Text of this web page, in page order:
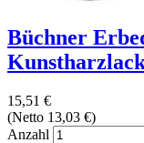
Büchner
15,51 €
(Netto 13,03 €)
Anzahl